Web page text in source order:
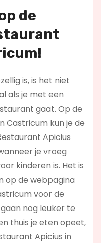
de
is, is het niet
als je met een
gaat. Op de
Castricum kun je de
Apicius
je vroeg
kinderen is. Het is
op de webpagina
voor de
nog leuker te
thuis je eten opeet,
Apicius in